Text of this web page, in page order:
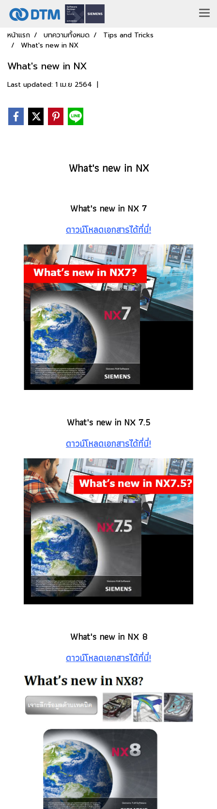
หน้าแรก บทความทั้งหมด
Tips and Tricks
What's new in NX
What's new in NX
Last updated: 1 เม.ย 2564 |
What's new in NX
What's new in NX 7
ดาวน์โหลดเอกสารได้ที่นี่!
What's new in NX 7.5
ดาวน์โหลดเอกสารได้ที่นี่!
What's new in NX 8
ดาวน์โหลดเอกสารได้ที่นี่!